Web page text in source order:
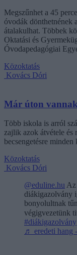
Megszűnhet a 45
óvodák dönthetnének
átalakulhat. Többek
Oktatási és
Óvodapedagógiai
Közoktatás
Kovács Dóri
Már úton
Több iskola is arról
zajlik azok átvétele és
becsengetésre minden
Közoktatás
Kovács Dóri
@eduline.hu
diákigazolvány
bonyolultnak
végigvezetünk
#diákigazolvány
♬ eredeti hang